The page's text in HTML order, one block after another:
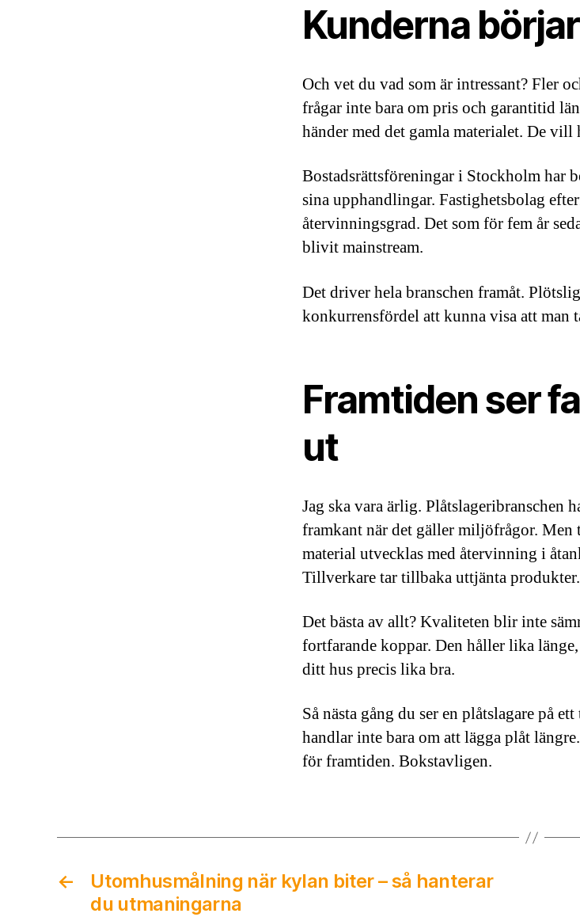
Kunderna
Och vet du vad som är intressant? Fler
frågar inte bara om pris och garantitid
händer med det gamla materialet. De vill
Bostadsrättsföreningar i Stockholm har
sina upphandlingar. Fastighetsbolag
återvinningsgrad. Det som för fem år
blivit mainstream.
Det driver hela branschen framåt.
konkurrensfördel att kunna visa att man
Framtiden ser
ut
Jag ska vara ärlig. Plåtslageribranschen
framkant när det gäller miljöfrågor.
material utvecklas med återvinning i
Tillverkare tar tillbaka uttjänta
Det bästa av allt? Kvaliteten blir inte
fortfarande koppar. Den håller lika
ditt hus precis lika bra.
Så nästa gång du ser en plåtslagare på
handlar inte bara om att lägga plåt
för framtiden. Bokstavligen.
←
Utomhusmålning när kylan biter – så hanterar
du utmaningarna